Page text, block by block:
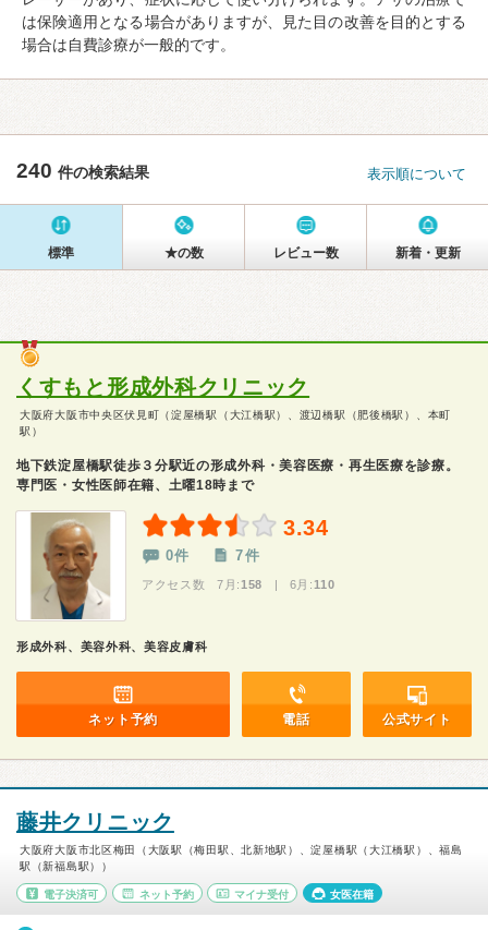
は保険適用となる場合がありますが、見た目の改善を目的とする
場合は自費診療が一般的です。
240 件の検索結果 表示順について
標準 ★の数 レビュー数 新着・更新
くすもと形成外科クリニック
大阪府大阪市中央区伏見町（淀屋橋駅（大江橋駅）、渡辺橋駅（肥後橋駅）、本町
駅）
地下鉄淀屋橋駅徒歩３分駅近の形成外科・美容医療・再生医療を診療。
専門医・女性医師在籍、土曜18時まで
3.34
0件 7件
アクセス数 7月: 158 | 6月: 110
形成外科、美容外科、美容皮膚科
ネット予約 電話 公式サイト
藤井クリニック
大阪府大阪市北区梅田（大阪駅（梅田駅、北新地駅）、淀屋橋駅（大江橋駅）、福島
駅（新福島駅））
電子決済可 ネット予約 マイナ受付 女医在籍